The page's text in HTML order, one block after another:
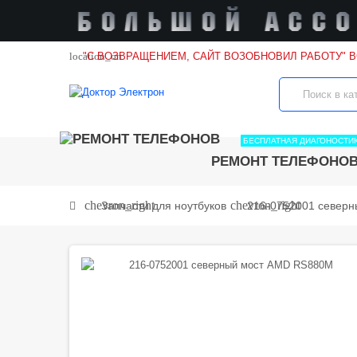
location_on
"С ВОЗВРАЩЕНИЕМ, САЙТ ВОЗОБНОВИЛ РАБОТУ"
РЕМОНТ
БЕСПЛАТНАЯ
chevron_right
Запчасти для ноутбуков chevron_right
216-0752001